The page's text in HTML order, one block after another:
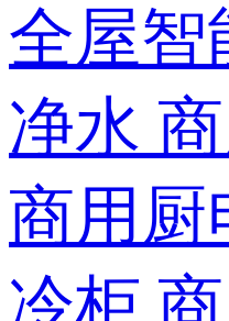
全屋智
净水
商用厨
冷柜